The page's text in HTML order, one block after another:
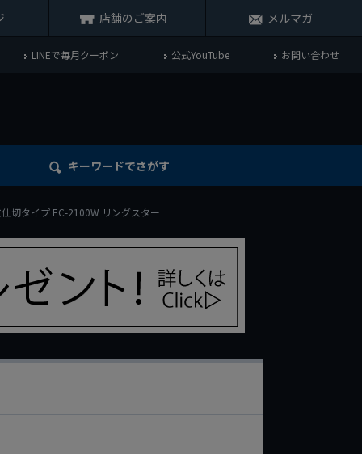
店舗のご案内 メルマガ
LINEで毎月クーポン 公式YouTube お問い合わせ
キーワードでさがす
切タイプ EC-2100W リングスター